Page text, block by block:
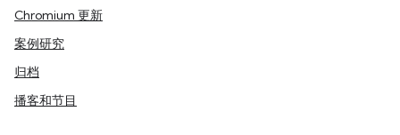
Chromium 更新
案例研究
归档
播客和节目